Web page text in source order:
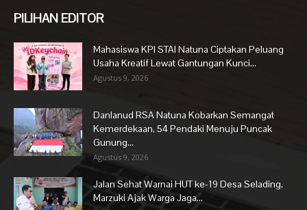
PILIHAN EDITOR
Mahasiswa KPI STAI Natuna Ciptakan Peluang
Usaha Kreatif Lewat Gantungan Kunci...
Agustus 9, 2026
Danlanud RSA Natuna Kobarkan Semangat
Kemerdekaan, 54 Pendaki Menuju Puncak
Gunung...
Agustus 9, 2026
Jalan Sehat Warnai HUT ke-19 Desa Selading,
Marzuki Ajak Warga Jaga...